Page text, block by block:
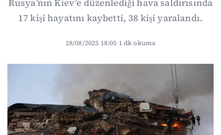
Rusya’nın Kiev’e düzenlediği hava saldırısında
17 kişi hayatını kaybetti, 38 kişi yaralandı.
28/08/2025 18:05·1 dk okuma